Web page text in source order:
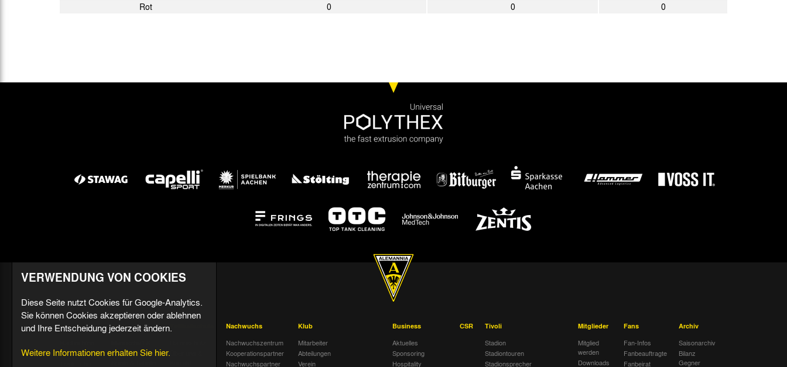
Rot
0 0 0
Aktuell
Termine
Profis
Trainer
Nachwuchs
Nachwuchszentrum
Kooperationspartner
Nachwuchspartner
Klub
Mitarbeiter
Abteilungen
Verein
Business
Aktuelles
Sponsoring
Hospitality
CSR
Tivoli
Stadion
Stadiontouren
Stadionsprecher
Mitglieder
Mitglied
werden
Downloads
Fans
Fan-Infos
Fanbeauftragte
Fanbeirat
Archiv
Saisonarchiv
Bilanz
Gegner
VERWENDUNG VON COOKIES
Diese Seite nutzt Cookies für Google-Analytics.
Sie können Cookies akzeptieren oder ablehnen
und Ihre Entscheidung jederzeit ändern.
Weitere Informationen erhalten Sie hier.